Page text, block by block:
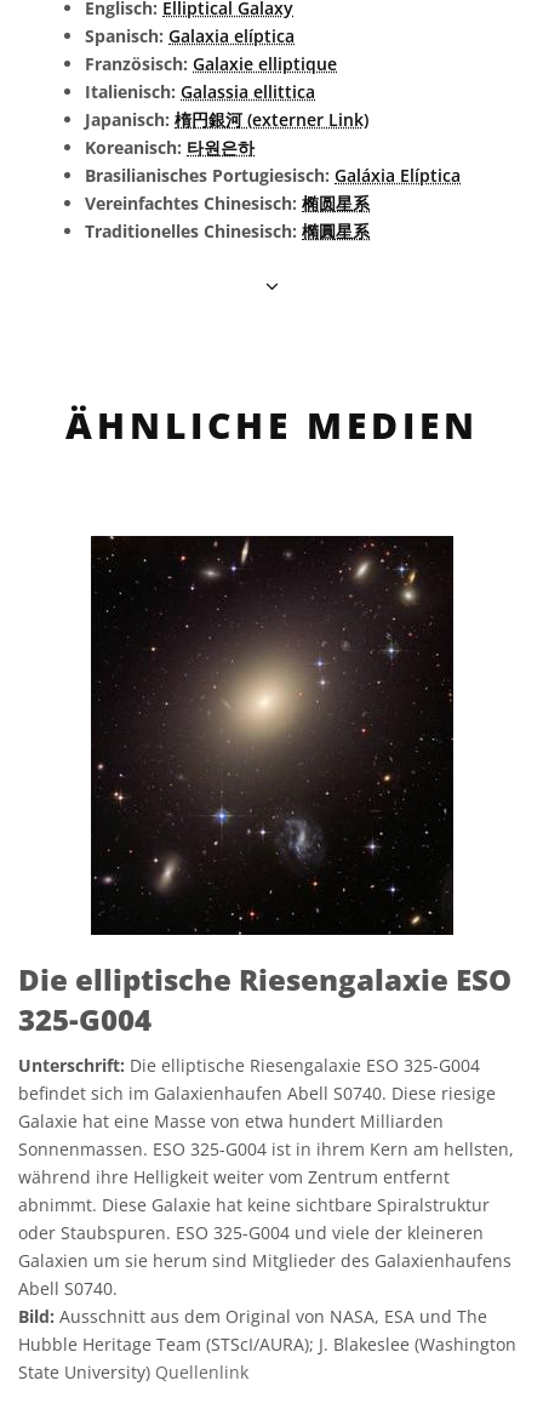
Englisch: Elliptical Galaxy
Spanisch: Galaxia elíptica
Französisch: Galaxie elliptique
Italienisch: Galassia ellittica
Japanisch: 楕円銀河 (externer Link)
Koreanisch: 타원은하
Brasilianisches Portugiesisch: Galáxia Elíptica
Vereinfachtes Chinesisch: 椭圆星系
Traditionelles Chinesisch: 橢圓星系
ÄHNLICHE MEDIEN
Die elliptische Riesengalaxie ESO
325-G004
Unterschrift: Die elliptische Riesengalaxie ESO 325-G004
befindet sich im Galaxienhaufen Abell S0740. Diese riesige
Galaxie hat eine Masse von etwa hundert Milliarden
Sonnenmassen. ESO 325-G004 ist in ihrem Kern am hellsten,
während ihre Helligkeit weiter vom Zentrum entfernt
abnimmt. Diese Galaxie hat keine sichtbare Spiralstruktur
oder Staubspuren. ESO 325-G004 und viele der kleineren
Galaxien um sie herum sind Mitglieder des Galaxienhaufens
Abell S0740.
Bild: Ausschnitt aus dem Original von NASA, ESA und The
Hubble Heritage Team (STScI/AURA); J. Blakeslee (Washington
State University) Quellenlink